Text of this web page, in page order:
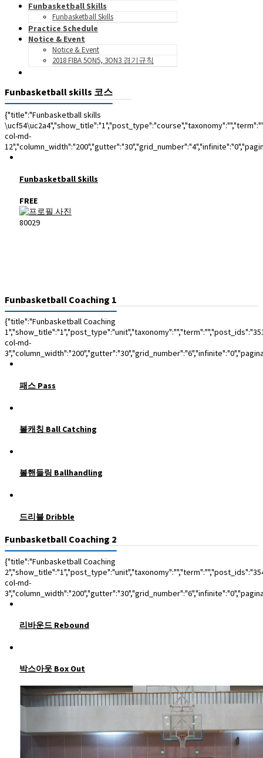
Funbasketball Skills
Funbasketball Skills
Practice Schedule
Notice & Event
Notice & Event
2018 FIBA 5ON5, 3ON3 경기규칙
Funbasketball skills 코스
{"title":"Funbasketball skills
col-md-
Funbasketball Skills
FREE
80029
Funbasketball Coaching 1
{"title":"Funbasketball Coaching
col-md-
패스 Pass
볼캐칭 Ball Catching
볼핸들링 Ballhandling
드리블 Dribble
Funbasketball Coaching 2
{"title":"Funbasketball Coaching
col-md-
리바운드 Rebound
박스아웃 Box Out